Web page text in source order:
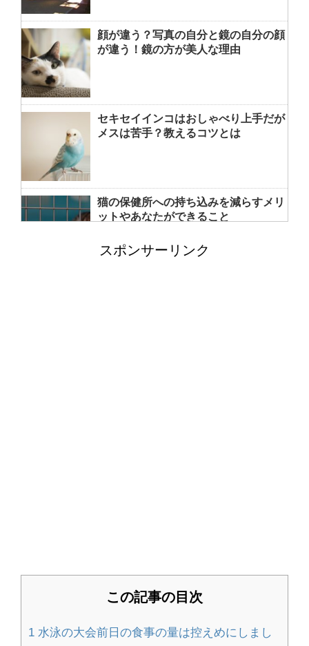
顔が違う？写真の自分と鏡の自分の顔
が違う！鏡の方が美人な理由
セキセイインコはおしゃべり上手だが
メスは苦手？教えるコツとは
猫の保健所への持ち込みを減らすメリ
ットやあなたができること
材の違いを比較
スポンサーリンク
この記事の目次
1 水泳の大会前日の食事の量は控えめにしまし